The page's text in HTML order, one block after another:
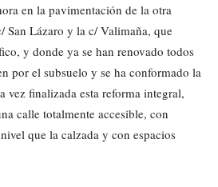
en la pavimentación de la otra
San Lázaro y la c/ Valimaña, que
y donde ya se han renovado todos
por el subsuelo y se ha conformado la
vez finalizada esta reforma integral,
calle totalmente accesible, con
que la calzada y con espacios